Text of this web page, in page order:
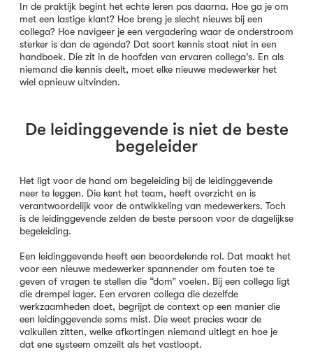
In de praktijk begint het echte leren pas daarna. Hoe ga je om
met een lastige klant? Hoe breng je slecht nieuws bij een
collega? Hoe navigeer je een vergadering waar de onderstroom
sterker is dan de agenda? Dat soort kennis staat niet in een
handboek. Die zit in de hoofden van ervaren collega’s. En als
niemand die kennis deelt, moet elke nieuwe medewerker het
wiel opnieuw uitvinden.
De leidinggevende is niet de beste
begeleider
Het ligt voor de hand om begeleiding bij de leidinggevende
neer te leggen. Die kent het team, heeft overzicht en is
verantwoordelijk voor de ontwikkeling van medewerkers. Toch
is de leidinggevende zelden de beste persoon voor de dagelijkse
begeleiding.
Een leidinggevende heeft een beoordelende rol. Dat maakt het
voor een nieuwe medewerker spannender om fouten toe te
geven of vragen te stellen die “dom” voelen. Bij een collega ligt
die drempel lager. Een ervaren collega die dezelfde
werkzaamheden doet, begrijpt de context op een manier die
een leidinggevende soms mist. Die weet precies waar de
valkuilen zitten, welke afkortingen niemand uitlegt en hoe je
dat ene systeem omzeilt als het vastloopt.